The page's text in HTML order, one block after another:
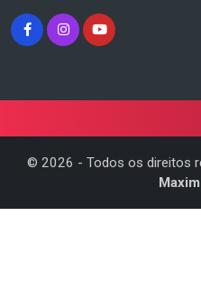
© 2026 - Todos os direitos